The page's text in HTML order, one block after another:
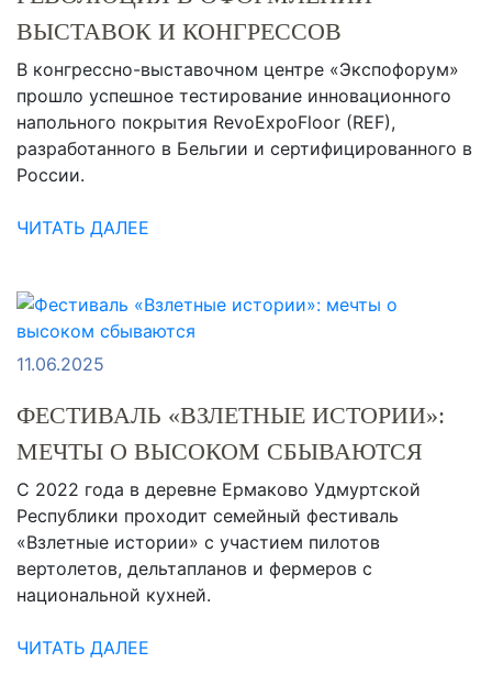
ВЫСТАВОК И КОНГРЕССОВ
В конгрессно-выставочном центре «Экспофорум»
прошло успешное тестирование инновационного
напольного покрытия RevoExpoFloor (REF),
разработанного в Бельгии и сертифицированного в
России.
ЧИТАТЬ ДАЛЕЕ
11.06.2025
ФЕСТИВАЛЬ «ВЗЛЕТНЫЕ ИСТОРИИ»:
МЕЧТЫ О ВЫСОКОМ СБЫВАЮТСЯ
С 2022 года в деревне Ермаково Удмуртской
Республики проходит семейный фестиваль
«Взлетные истории» с участием пилотов
вертолетов, дельтапланов и фермеров с
национальной кухней.
ЧИТАТЬ ДАЛЕЕ